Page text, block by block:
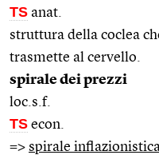
TS anat.
struttura della coclea
trasmette al cervello.
spirale dei prezzi
loc.s.f.
TS econ.
=> spirale inflazionistica